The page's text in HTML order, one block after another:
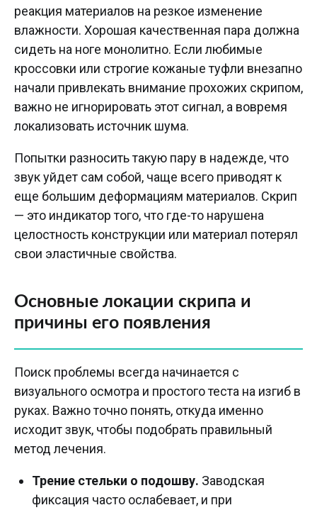
реакция материалов на резкое изменение
влажности. Хорошая качественная пара должна
сидеть на ноге монолитно. Если любимые
кроссовки или строгие кожаные туфли внезапно
начали привлекать внимание прохожих скрипом,
важно не игнорировать этот сигнал, а вовремя
локализовать источник шума.
Попытки разносить такую пару в надежде, что
звук уйдет сам собой, чаще всего приводят к
еще большим деформациям материалов. Скрип
— это индикатор того, что где-то нарушена
целостность конструкции или материал потерял
свои эластичные свойства.
Основные локации скрипа и
причины его появления
Поиск проблемы всегда начинается с
визуального осмотра и простого теста на изгиб в
руках. Важно точно понять, откуда именно
исходит звук, чтобы подобрать правильный
метод лечения.
Трение стельки о подошву. Заводская
фиксация часто ослабевает, и при